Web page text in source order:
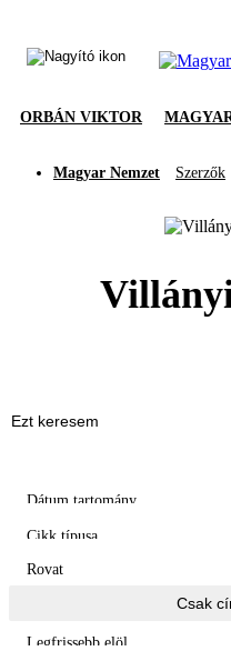
ORBÁN VIKTOR
Magyar Nemzet Szerzők
Dátum tartomány
Cikk típusa
Rovat
Csak
Legfrissebb elöl